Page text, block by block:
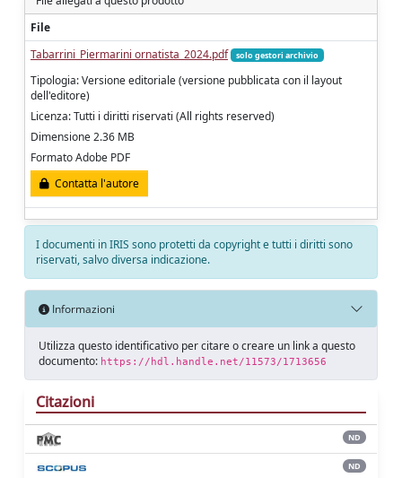
File
Tabarrini_Piermarini ornatista_2024.pdf
solo gestori archivio
Tipologia: Versione editoriale (versione pubblicata con il layout
dell'editore)
Licenza: Tutti i diritti riservati (All rights reserved)
Dimensione 2.36 MB
Formato Adobe PDF
Contatta l'autore
I documenti in IRIS sono protetti da copyright e tutti i diritti sono
riservati, salvo diversa indicazione.
Informazioni
Utilizza questo identificativo per citare o creare un link a questo
documento: https://hdl.handle.net/11573/1713656
Citazioni
ND
ND